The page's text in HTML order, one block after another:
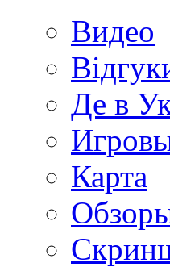
Видео
Де в
Карта